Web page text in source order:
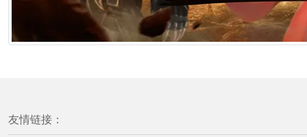
友情链接：